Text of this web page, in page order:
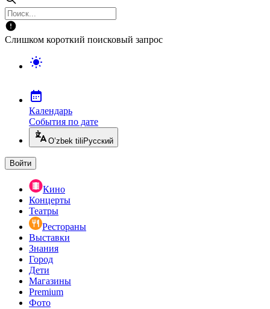
Слишком короткий поисковый запрос
Календарь
События по дате
O’zbek tili Русский
Войти
Кино
Концерты
Театры
Рестораны
Выставки
Знания
Город
Дети
Магазины
Premium
Фото